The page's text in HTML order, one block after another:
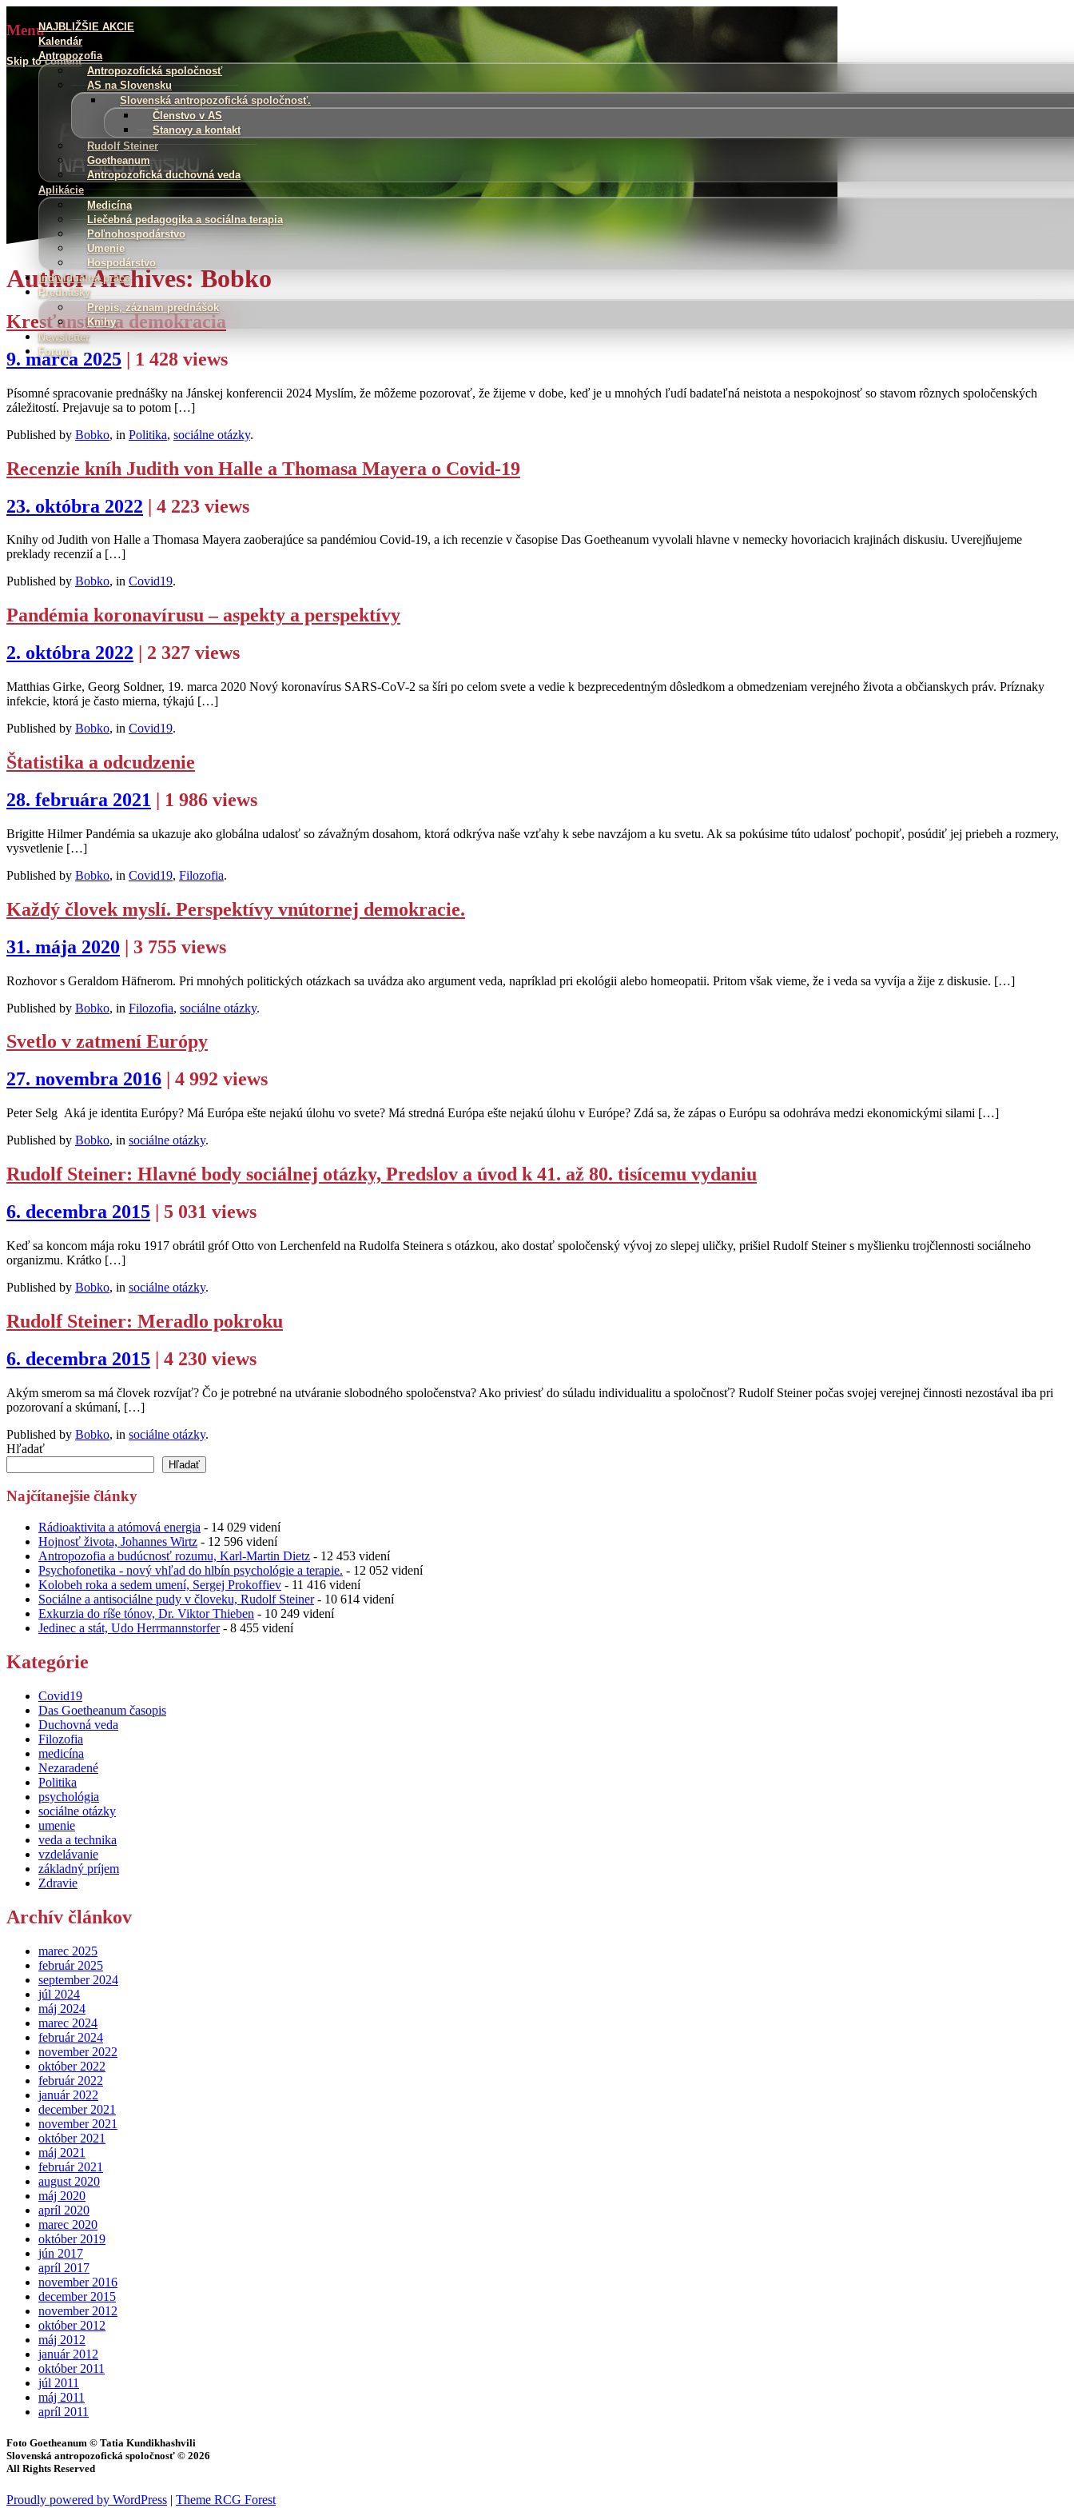
Hľadať:
Menu
Skip to content
NAJBLIŽŠIE AKCIE
Kalendár
Antropozofia
Antropozofická spoločnosť
AS na Slovensku
Slovenská antropozofická spoločnosť.
Členstvo v AS
Stanovy a kontakt
Rudolf Steiner
Goetheanum
Antropozofická duchovná veda
Aplikácie
Medicína
Liečebná pedagogika a sociálna terapia
Poľnohospodárstvo
Umenie
Hospodárstvo
Individuálna práca
Prednášky
Prepis, záznam prednášok
Knihy
Newsletter
Forum
Author Archives: Bobko
Kresťanstvo a demokracia
9. marca 2025 | 1 428 views
Písomné spracovanie prednášky na Jánskej konferencii 2024 Myslím, že môžeme pozorovať, že žijeme v dobe, keď je u mnohých ľudí badateľná neistota a nespokojnosť so stavom rôznych spoločenských
záležitostí. Prejavuje sa to potom […]
Published by Bobko, in Politika, sociálne otázky.
Recenzie kníh Judith von Halle a Thomasa Mayera o Covid-19
23. októbra 2022 | 4 223 views
Knihy od Judith von Halle a Thomasa Mayera zaoberajúce sa pandémiou Covid-19, a ich recenzie v časopise Das Goetheanum vyvolali hlavne v nemecky hovoriacich krajinách diskusiu. Uverejňujeme
preklady recenzií a […]
Published by Bobko, in Covid19.
Pandémia koronavírusu – aspekty a perspektívy
2. októbra 2022 | 2 327 views
Matthias Girke, Georg Soldner, 19. marca 2020 Nový koronavírus SARS-CoV-2 sa šíri po celom svete a vedie k bezprecedentným dôsledkom a obmedzeniam verejného života a občianskych práv. Príznaky
infekcie, ktorá je často mierna, týkajú […]
Published by Bobko, in Covid19.
Štatistika a odcudzenie
28. februára 2021 | 1 986 views
Brigitte Hilmer Pandémia sa ukazuje ako globálna udalosť so závažným dosahom, ktorá odkrýva naše vzťahy k sebe navzájom a ku svetu. Ak sa pokúsime túto udalosť pochopiť, posúdiť jej priebeh a rozmery,
vysvetlenie […]
Published by Bobko, in Covid19, Filozofia.
Každý človek myslí. Perspektívy vnútornej demokracie.
31. mája 2020 | 3 755 views
Rozhovor s Geraldom Häfnerom. Pri mnohých politických otázkach sa uvádza ako argument veda, napríklad pri ekológii alebo homeopatii. Pritom však vieme, že i veda sa vyvíja a žije z diskusie. […]
Published by Bobko, in Filozofia, sociálne otázky.
Svetlo v zatmení Európy
27. novembra 2016 | 4 992 views
Peter Selg Aká je identita Európy? Má Európa ešte nejakú úlohu vo svete? Má stredná Európa ešte nejakú úlohu v Európe? Zdá sa, že zápas o Európu sa odohráva medzi ekonomickými silami […]
Published by Bobko, in sociálne otázky.
Rudolf Steiner: Hlavné body sociálnej otázky, Predslov a úvod k 41. až 80. tisícemu vydaniu
6. decembra 2015 | 5 031 views
Keď sa koncom mája roku 1917 obrátil gróf Otto von Lerchenfeld na Rudolfa Steinera s otázkou, ako dostať spoločenský vývoj zo slepej uličky, prišiel Rudolf Steiner s myšlienku trojčlennosti sociálneho
organizmu. Krátko […]
Published by Bobko, in sociálne otázky.
Rudolf Steiner: Meradlo pokroku
6. decembra 2015 | 4 230 views
Akým smerom sa má človek rozvíjať? Čo je potrebné na utváranie slobodného spoločenstva? Ako priviesť do súladu individualitu a spoločnosť? Rudolf Steiner počas svojej verejnej činnosti nezostával iba pri
pozorovaní a skúmaní, […]
Published by Bobko, in sociálne otázky.
Hľadať
Hľadať
Najčítanejšie články
Rádioaktivita a atómová energia - 14 029 videní
Hojnosť života, Johannes Wirtz - 12 596 videní
Antropozofia a budúcnosť rozumu, Karl-Martin Dietz - 12 453 videní
Psychofonetika - nový vhľad do hlbín psychológie a terapie. - 12 052 videní
Kolobeh roka a sedem umení, Sergej Prokoffiev - 11 416 videní
Sociálne a antisociálne pudy v človeku, Rudolf Steiner- 10 614 videní
Exkurzia do ríše tónov, Dr. Viktor Thieben - 10 249 videní
Jedinec a stát, Udo Herrmannstorfer- 8 455 videní
Kategórie
Covid19
Das Goetheanum časopis
Duchovná veda
Filozofia
medicína
Nezaradené
Politika
psychológia
sociálne otázky
umenie
veda a technika
vzdelávanie
základný príjem
Zdravie
Archív článkov
marec 2025
február 2025
september 2024
júl 2024
máj 2024
marec 2024
február 2024
november 2022
október 2022
február 2022
január 2022
december 2021
november 2021
október 2021
máj 2021
február 2021
august 2020
máj 2020
apríl 2020
marec 2020
október 2019
jún 2017
apríl 2017
november 2016
december 2015
november 2012
október 2012
máj 2012
január 2012
október 2011
júl 2011
máj 2011
apríl 2011
Foto Goetheanum © Tatia Kundikhashvili
Slovenská antropozofická spoločnosť © 2026
All Rights Reserved
Proudly powered by WordPress | Theme RCG Forest